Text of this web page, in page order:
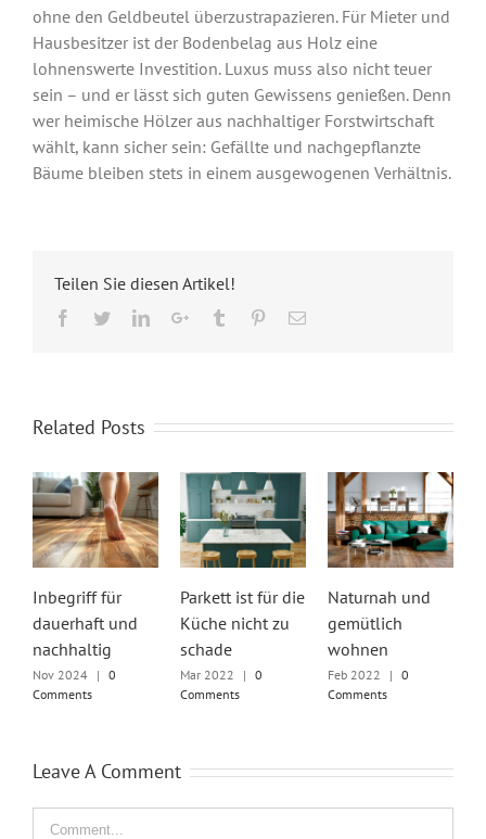
ohne den Geldbeutel überzustrapazieren. Für Mieter und
Hausbesitzer ist der Bodenbelag aus Holz eine
lohnenswerte Investition. Luxus muss also nicht teuer
sein – und er lässt sich guten Gewissens genießen. Denn
wer heimische Hölzer aus nachhaltiger Forstwirtschaft
wählt, kann sicher sein: Gefällte und nachgepflanzte
Bäume bleiben stets in einem ausgewogenen Verhältnis.
Teilen Sie diesen Artikel!
Facebook
TwitterLinkedInGoogle+Tumblr PinterestEmail
Related Posts
Inbegriff für
dauerhaft und
nachhaltig
Nov 2024 | 0
Comments
Parkett ist für die
Küche nicht zu
schade
Mar 2022 | 0
Comments
Naturnah und
gemütlich
wohnen
Feb 2022 | 0
Comments
Leave A Comment
Comment